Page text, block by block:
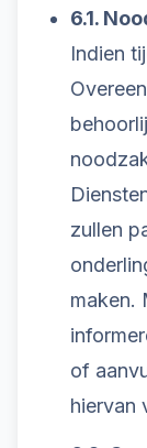
6.1.
Indien
zullen
maken.
of
hiervan